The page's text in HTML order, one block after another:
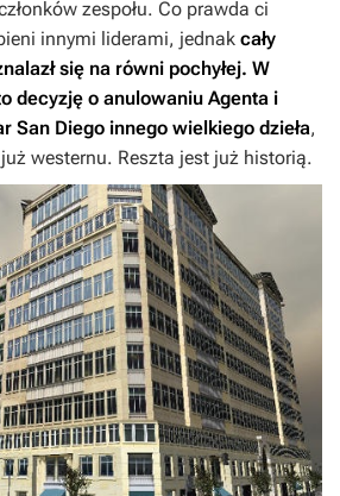
zespołu. Co prawda ci
innymi liderami, jednak cały
się na równi pochyłej. W
decyzję o anulowaniu Agenta i
San Diego innego wielkiego dzieła,
westernu. Reszta jest już historią.